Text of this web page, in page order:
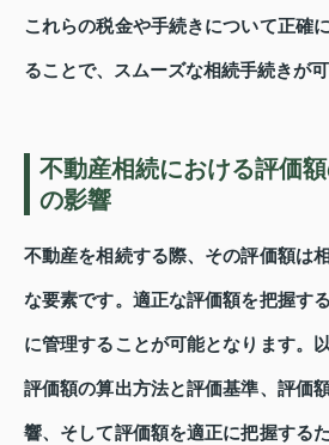
これらの税金や手続きについて正確
ることで、スムーズな相続手続きが可
不動産相続における評価
の影響
不動産を相続する際、その評価額は
な要素です。適正な評価額を把握す
に管理することが可能となります。
評価額の算出方法と評価基準、評価
響、そして評価額を適正に把握する